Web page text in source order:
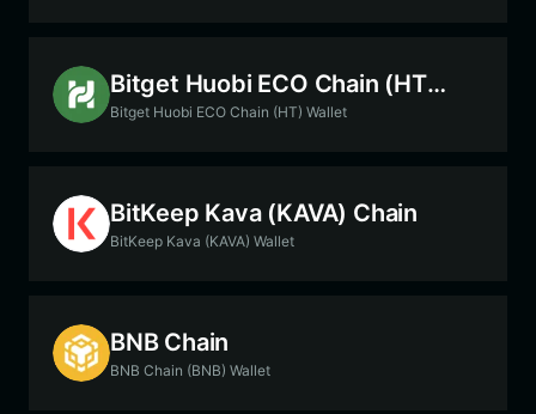
Bitget Huobi ECO Chain (HT) Chain
Bitget Huobi ECO Chain (HT) Wallet
BitKeep Kava (KAVA) Chain
BitKeep Kava (KAVA) Wallet
BNB Chain
BNB Chain (BNB) Wallet